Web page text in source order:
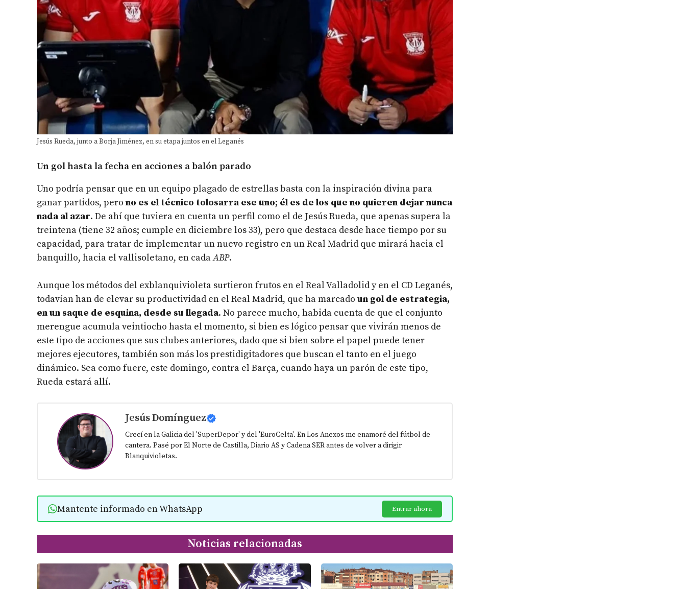
Jesús Rueda, junto a Borja Jiménez, en su etapa juntos en el Leganés
Un gol hasta la fecha en acciones a balón parado
Uno podría pensar que en un equipo plagado de estrellas basta con la inspiración divina para
ganar partidos, pero no es el técnico tolosarra ese uno; él es de los que no quieren dejar nunca
nada al azar. De ahí que tuviera en cuenta un perfil como el de Jesús Rueda, que apenas supera la
treintena (tiene 32 años; cumple en diciembre los 33), pero que destaca desde hace tiempo por su
capacidad, para tratar de implementar un nuevo registro en un Real Madrid que mirará hacia el
banquillo, hacia el vallisoletano, en cadaABP.
Aunque los métodos del exblanquivioleta surtieron frutos en el Real Valladolid y en el CD Leganés,
todavían han de elevar su productividad en el Real Madrid, que ha marcado un gol de estrategia,
en un saque de esquina, desde su llegada. No parece mucho, habida cuenta de que el conjunto
merengue acumula veintiocho hasta el momento, si bien es lógico pensar que vivirán menos de
este tipo de acciones que sus clubes anteriores, dado que si bien sobre el papel puede tener
mejores ejecutores, también son más los prestidigitadores que buscan el tanto en el juego
dinámico. Sea como fuere, este domingo, contra el Barça, cuando haya un parón de este tipo,
Rueda estará allí.
Jesús Domínguez
Crecí en la Galicia del 'SuperDepor' y del 'EuroCelta'. En Los Anexos me enamoré del fútbol de
cantera. Pasé por El Norte de Castilla, Diario AS y Cadena SER antes de volver a dirigir
Blanquivioletas.
Mantente informado en WhatsApp Entrar ahora
Noticias relacionadas